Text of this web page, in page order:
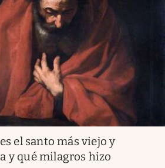
el santo más viejo y
y qué milagros hizo